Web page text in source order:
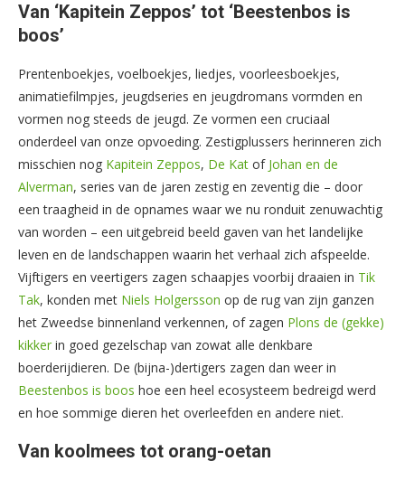
Van ‘Kapitein Zeppos’ tot ‘Beestenbos is
boos’
Prentenboekjes, voelboekjes, liedjes, voorleesboekjes,
animatiefilmpjes, jeugdseries en jeugdromans vormden en
vormen nog steeds de jeugd. Ze vormen een cruciaal
onderdeel van onze opvoeding. Zestigplussers herinneren zich
misschien nog Kapitein Zeppos, De Kat of Johan en de
Alverman, series van de jaren zestig en zeventig die – door
een traagheid in de opnames waar we nu ronduit zenuwachtig
van worden – een uitgebreid beeld gaven van het landelijke
leven en de landschappen waarin het verhaal zich afspeelde.
Vijftigers en veertigers zagen schaapjes voorbij draaien in Tik
Tak, konden met Niels Holgersson op de rug van zijn ganzen
het Zweedse binnenland verkennen, of zagen Plons de (gekke)
kikker in goed gezelschap van zowat alle denkbare
boerderijdieren. De (bijna-)dertigers zagen dan weer in
Beestenbos is boos hoe een heel ecosysteem bedreigd werd
en hoe sommige dieren het overleefden en andere niet.
Van koolmees tot orang-oetan